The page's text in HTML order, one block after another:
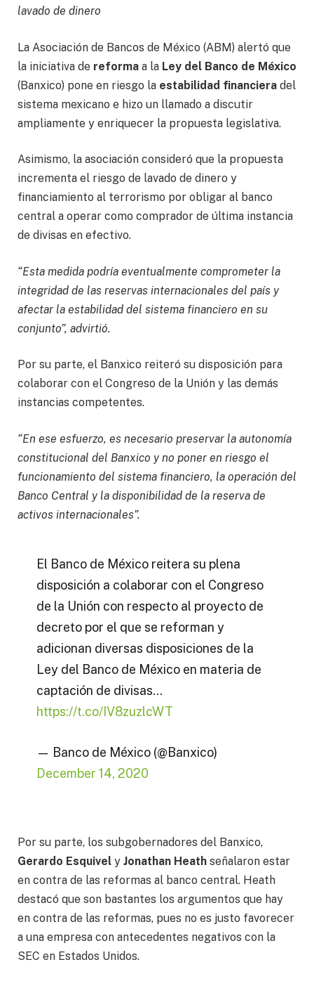
lavado de dinero
La Asociación de Bancos de México (ABM) alertó que
la iniciativa de reforma a la Ley del Banco de México
(Banxico) pone en riesgo la estabilidad financiera del
sistema mexicano e hizo un llamado a discutir
ampliamente y enriquecer la propuesta legislativa.
Asimismo, la asociación consideró que la propuesta
incrementa el riesgo de lavado de dinero y
financiamiento al terrorismo por obligar al banco
central a operar como comprador de última instancia
de divisas en efectivo.
“Esta medida podría eventualmente comprometer la
integridad de las reservas internacionales del país y
afectar la estabilidad del sistema financiero en su
conjunto”, advirtió.
Por su parte, el Banxico reiteró su disposición para
colaborar con el Congreso de la Unión y las demás
instancias competentes.
“En ese esfuerzo, es necesario preservar la autonomía
constitucional del Banxico y no poner en riesgo el
funcionamiento del sistema financiero, la operación del
Banco Central y la disponibilidad de la reserva de
activos internacionales”.
El Banco de México reitera su plena
disposición a colaborar con el Congreso
de la Unión con respecto al proyecto de
decreto por el que se reforman y
adicionan diversas disposiciones de la
Ley del Banco de México en materia de
captación de divisas…
https://t.co/IV8zuzlcWT
— Banco de México (@Banxico)
December 14, 2020
Por su parte, los subgobernadores del Banxico,
Gerardo Esquivel y Jonathan Heath señalaron estar
en contra de las reformas al banco central. Heath
destacó que son bastantes los argumentos que hay
en contra de las reformas, pues no es justo favorecer
a una empresa con antecedentes negativos con la
SEC en Estados Unidos.